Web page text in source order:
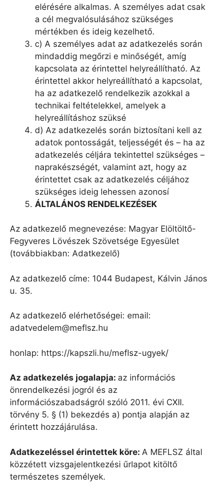
elérésére alkalmas. A személyes adat csak
a cél megvalósulásához szükséges
mértékben és ideig kezelhető.
c) A személyes adat az adatkezelés során
mindaddig megőrzi e minőségét, amíg
kapcsolata az érintettel helyreállítható. Az
érintettel akkor helyreállítható a kapcsolat,
ha az adatkezelő rendelkezik azokkal a
technikai feltételekkel, amelyek a
helyreállításhoz szüksé
d) Az adatkezelés során biztosítani kell az
adatok pontosságát, teljességét és – ha az
adatkezelés céljára tekintettel szükséges –
naprakészségét, valamint azt, hogy az
érintettet csak az adatkezelés céljához
szükséges ideig lehessen azonosí
ÁLTALÁNOS RENDELKEZÉSEK
Az adatkezelő megnevezése: Magyar Elöltöltő-
Fegyveres Lövészek Szövetsége Egyesület
(továbbiakban: Adatkezelő)
Az adatkezelő címe: 1044 Budapest, Kálvin János
u. 35.
Az adatkezelő elérhetőségei: email:
adatvedelem@meflsz.hu
honlap: https://kapszli.hu/meflsz-ugyek/
Az adatkezelés jogalapja: az információs
önrendelkezési jogról és az
információszabadságról szóló 2011. évi CXII.
törvény 5. § (1) bekezdés a) pontja alapján az
érintett hozzájárulása.
Adatkezeléssel érintettek köre: A MEFLSZ által
közzétett vizsgajelentkezési űrlapot kitöltő
természetes személyek.